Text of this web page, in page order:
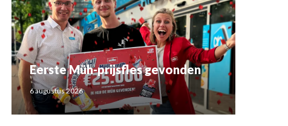
Eerste Müh-prijsfles gevonden
6 augustus 2026